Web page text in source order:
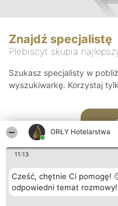
ORŁY Hotelarstwa
11:13
Cześć, chętnie Ci pomogę!
odpowiedni temat
Znajdź specjalistę
Plebiscyt skupia
Szukasz specjalisty w
wyszukiwarkę. Korzystaj